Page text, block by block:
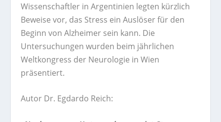
Wissenschaftler in Argentinien legten kürzlich
Beweise vor, das Stress ein Auslöser für den
Beginn von Alzheimer sein kann. Die
Untersuchungen wurden beim jährlichen
Weltkongress der Neurologie in Wien
präsentiert.
Autor Dr. Egdardo Reich: